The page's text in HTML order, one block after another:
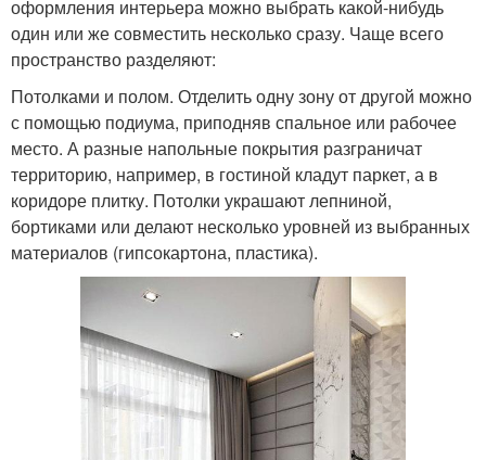
оформления интерьера можно выбрать какой-нибудь
один или же совместить несколько сразу. Чаще всего
пространство разделяют:
Потолками и полом. Отделить одну зону от другой можно
с помощью подиума, приподняв спальное или рабочее
место. А разные напольные покрытия разграничат
территорию, например, в гостиной кладут паркет, а в
коридоре плитку. Потолки украшают лепниной,
бортиками или делают несколько уровней из выбранных
материалов (гипсокартона, пластика).